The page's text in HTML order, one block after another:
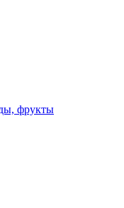
фрукты